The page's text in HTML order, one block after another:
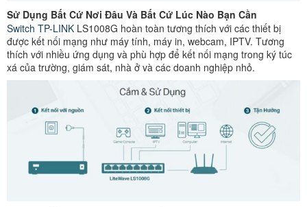
Sử Dụng Bất Cứ Nơi Đâu Và Bất Cứ Lúc Nào Bạn Cần
Switch TP-LINK LS1008G hoàn toàn tương thích với các thiết bị
được kết nối mạng như máy tính, máy in, webcam, IPTV. Tương
thích với nhiều ứng dụng và phù hợp để kết nối mạng trong ký túc
xá của trường, giám sát, nhà ở và các doanh nghiệp nhỏ.